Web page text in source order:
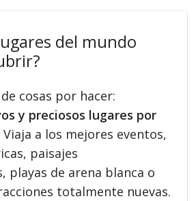
del mundo
cosas por hacer:
y preciosos lugares por
Viaja a los mejores eventos,
paisajes
playas de arena blanca o
totalmente nuevas.